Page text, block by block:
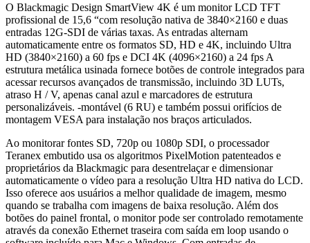
O Blackmagic Design SmartView 4K é um monitor LCD TFT
profissional de 15,6 “com resolução nativa de 3840×2160 e duas
entradas 12G-SDI de várias taxas. As entradas alternam
automaticamente entre os formatos SD, HD e 4K, incluindo Ultra
HD (3840×2160) a 60 fps e DCI 4K (4096×2160) a 24 fps A
estrutura metálica usinada fornece botões de controle integrados para
acessar recursos avançados de transmissão, incluindo 3D LUTs,
atraso H / V, apenas canal azul e marcadores de estrutura
personalizáveis. -montável (6 RU) e também possui orifícios de
montagem VESA para instalação nos braços articulados.
Ao monitorar fontes SD, 720p ou 1080p SDI, o processador
Teranex embutido usa os algoritmos PixelMotion patenteados e
proprietários da Blackmagic para desentrelaçar e dimensionar
automaticamente o vídeo para a resolução Ultra HD nativa do LCD.
Isso oferece aos usuários a melhor qualidade de imagem, mesmo
quando se trabalha com imagens de baixa resolução. Além dos
botões do painel frontal, o monitor pode ser controlado remotamente
através da conexão Ethernet traseira com saída em loop usando o